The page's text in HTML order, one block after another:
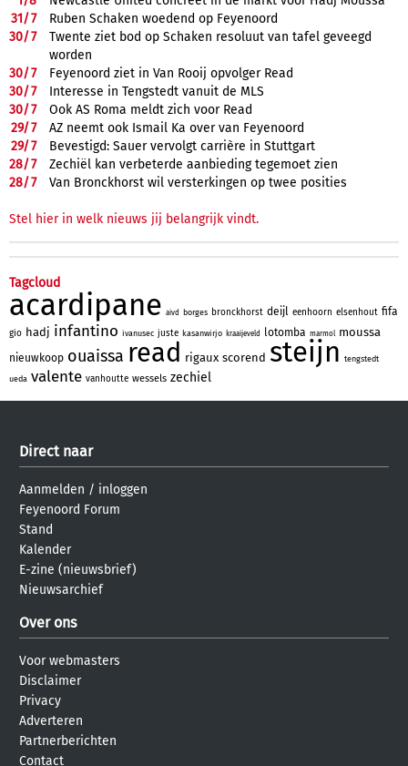
31/7
Ruben Schaken woedend op Feyenoord
30/7
Twente ziet bod op Schaken resoluut van tafel geveegd
worden
30/7
Feyenoord ziet in Van Rooij opvolger Read
30/7
Interesse in Tengstedt vanuit de MLS
30/7
Ook AS Roma meldt zich voor Read
29/7
AZ neemt ook Ismail Ka over van Feyenoord
29/7
Bevestigd: Sauer vervolgt carrière in Stuttgart
28/7
Zechiël kan verbeterde aanbieding tegemoet zien
28/7 Van Bronckhorst wil versterkingen op twee posities
Stel hier in welk nieuws jij belangrijk vindt.
Tagcloud
acardipane aivd borges bronckhorst deijl eenhoorn elsenhout fifa
gio hadj infantino ivanusec juste kasanwirjo kraaijeveld lotomba marmol moussa
nieuwkoop ouaissa read rigaux scorend steijn tengstedt
ueda valente vanhoutte wessels zechiel
Direct naar
Aanmelden / inloggen
Feyenoord Forum
Stand
Kalender
E-zine (nieuwsbrief)
Nieuwsarchief
Over ons
Voor webmasters
Disclaimer
Privacy
Adverteren
Partnerberichten
Contact